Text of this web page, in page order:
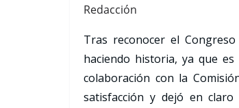
Redacción
Tras reconocer el
haciendo historia, ya que
colaboración con la
satisfacción y dejó en